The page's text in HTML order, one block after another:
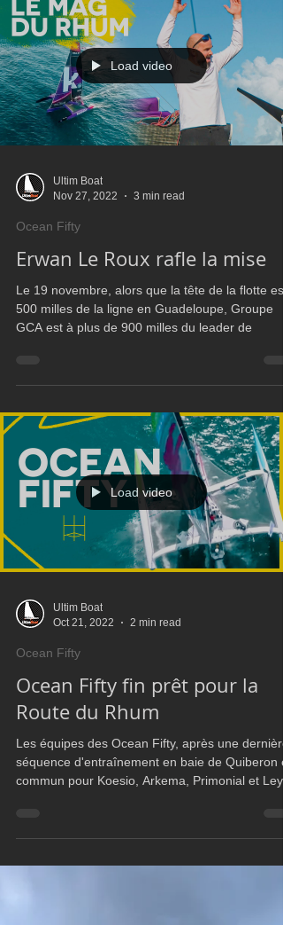
Load video
Nov 27, 2022
Ocean Fifty
Erwan Le Roux rafle la mise
Le 19 novembre, alors que la tête de la flotte
500 milles de la ligne en Guadeloupe, Groupe
Load video
Oct 21, 2022
Ocean Fifty
Ocean Fifty fin prêt pour la
Route du Rhum
Les équipes des Ocean Fifty, après une dernière
séquence d'entraînement en baie de Quiberon